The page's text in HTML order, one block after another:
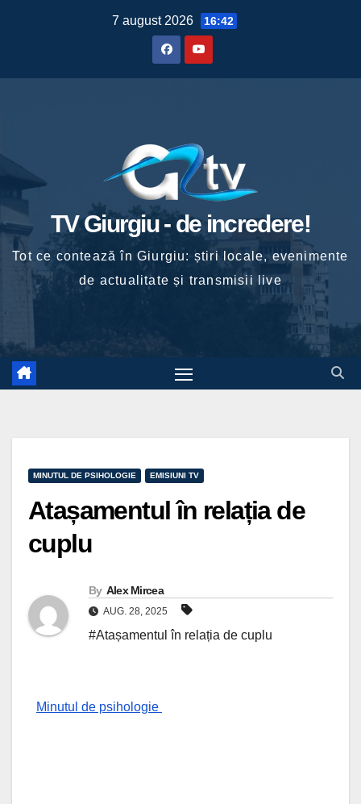
7 august 2026 16:42
TV Giurgiu - de incredere!
Tot ce contează în Giurgiu: știri locale, evenimente
de actualitate și transmisii live
MINUTUL DE PSIHOLOGIE EMISIUNI TV
Atașamentul în relația de
cuplu
By Alex Mircea
AUG. 28, 2025
#Atașamentul în relația de cuplu
Minutul de psihologie